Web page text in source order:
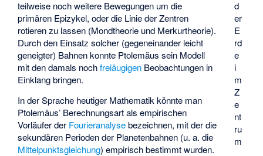
d
er
E
rd
e
i
m
Z
e
nt
ru
m
teilweise noch weitere Bewegungen um die
primären Epizykel, oder die Linie der Zentren
rotieren zu lassen (Mondtheorie und Merkurtheorie).
Durch den Einsatz solcher (gegeneinander leicht
geneigter) Bahnen konnte Ptolemäus sein Modell
mit den damals nochfreiäugigen Beobachtungen in
Einklang bringen.
In der Sprache heutiger Mathematik könnte man
Ptolemäus’ Berechnungsart als empirischen
Vorläufer der Fourieranalysebezeichnen, mit der die
sekundären Perioden der Planetenbahnen (u. a. die
Mittelpunktsgleichung) empirisch bestimmt wurden.